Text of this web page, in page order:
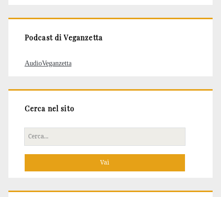
Podcast di Veganzetta
AudioVeganzetta
Cerca nel sito
Cerca
per: